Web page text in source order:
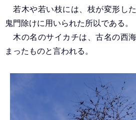
若木や若い枝には、枝が変形した
鬼門除けに用いられた所以である。
木の名のサイカチは、古名の西
まったものと言われる。